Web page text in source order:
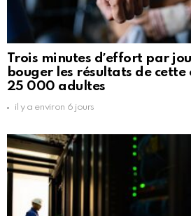
Trois minutes dʼeffort par
bouger les résultats de cette
25 000 adultes
il y a environ 6 jours